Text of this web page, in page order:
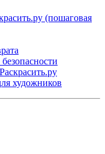
(пошаговая
художников